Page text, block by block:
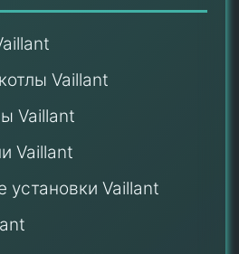
Vaillant
Vaillant
Vaillant
установки Vaillant